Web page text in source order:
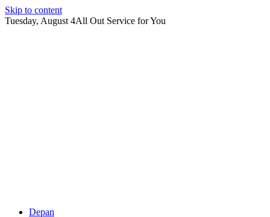
Skip to content
Tuesday, August 4All Out Service for You
Depan